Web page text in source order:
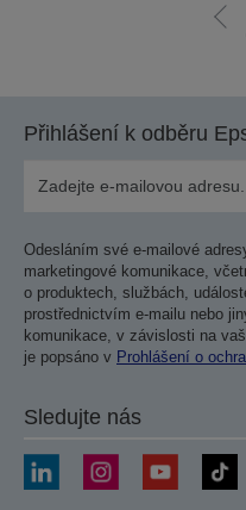
Jít
Přihlášení k odběru
Odesláním své e-mailové
marketingové komunikace,
o produktech, službách,
prostřednictvím e-mailu nebo
komunikace, v závislosti na
je popsáno v Prohlášení o
Sledujte nás